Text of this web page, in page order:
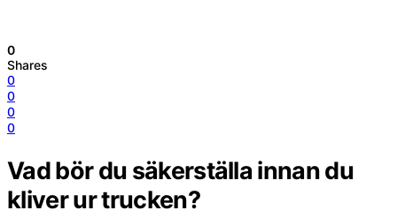
0
Shares
0
0
0
0
Vad bör du säkerställa innan du
kliver ur trucken?